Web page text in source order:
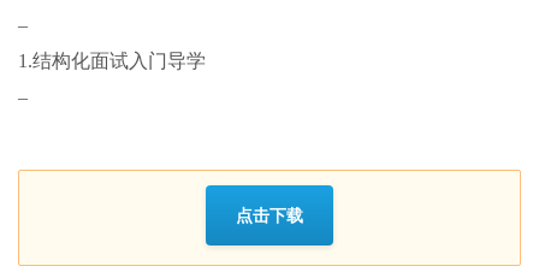
–
1.结构化面试入门导学
–
点击下载